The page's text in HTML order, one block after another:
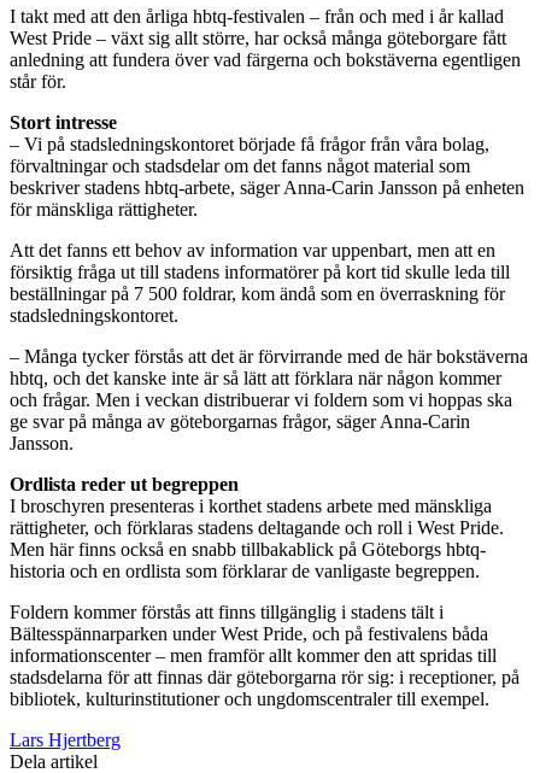
I takt med att den årliga hbtq-festivalen – från och med i år kallad
West Pride – växt sig allt större, har också många göteborgare fått
anledning att fundera över vad färgerna och bokstäverna egentligen
står för.
Stort intresse
– Vi på stadsledningskontoret började få frågor från våra bolag,
förvaltningar och stadsdelar om det fanns något material som
beskriver stadens hbtq-arbete, säger Anna-Carin Jansson på enheten
för mänskliga rättigheter.
Att det fanns ett behov av information var uppenbart, men att en
försiktig fråga ut till stadens informatörer på kort tid skulle leda till
beställningar på 7 500 foldrar, kom ändå som en överraskning för
stadsledningskontoret.
– Många tycker förstås att det är förvirrande med de här bokstäverna
hbtq, och det kanske inte är så lätt att förklara när någon kommer
och frågar. Men i veckan distribuerar vi foldern som vi hoppas ska
ge svar på många av göteborgarnas frågor, säger Anna-Carin
Jansson.
Ordlista reder ut begreppen
I broschyren presenteras i korthet stadens arbete med mänskliga
rättigheter, och förklaras stadens deltagande och roll i West Pride.
Men här finns också en snabb tillbakablick på Göteborgs hbtq-
historia och en ordlista som förklarar de vanligaste begreppen.
Foldern kommer förstås att finns tillgänglig i stadens tält i
Bältesspännarparken under West Pride, och på festivalens båda
informationscenter – men framför allt kommer den att spridas till
stadsdelarna för att finnas där göteborgarna rör sig: i receptioner, på
bibliotek, kulturinstitutioner och ungdomscentraler till exempel.
Lars Hjertberg
Dela artikel